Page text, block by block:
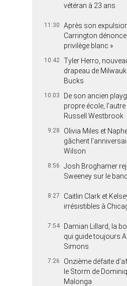
vétéran à 23 ans
11:30
Après son
Carrington dénonce
privilège blanc »
10:42
Tyler Herro,
drapeau de
Bucks
10:03
De son ancien
propre école, l’autre
Russell Westbrook
9:28
Olivia Miles et
gâchent
Wilson
8:56
Josh Broghamer
Sweeney sur le
8:27
Caitlin Clark et
irrésistibles à
7:54
Damian Lillard, la
qui guide toujours
Simons
7:26
Onzième défaite
le Storm de
Malonga